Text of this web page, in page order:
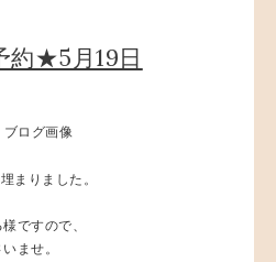
★5月19日
まりました。
ですので、
ませ。